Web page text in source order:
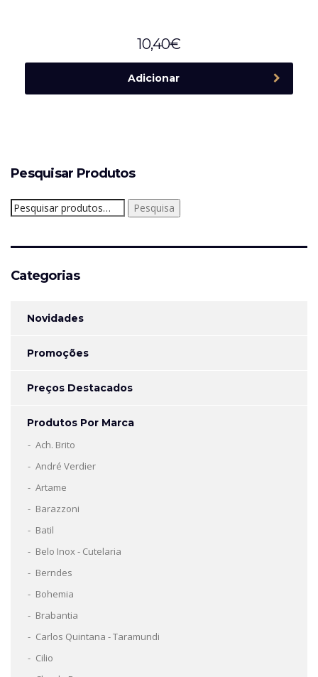
10,40€
Adicionar
Pesquisar Produtos
Pesquisar
por:
Pesquisa
Categorias
Novidades
Promoções
Preços Destacados
Produtos Por Marca
Ach. Brito
André Verdier
Artame
Barazzoni
Batil
Belo Inox - Cutelaria
Berndes
Bohemia
Brabantia
Carlos Quintana - Taramundi
Cilio